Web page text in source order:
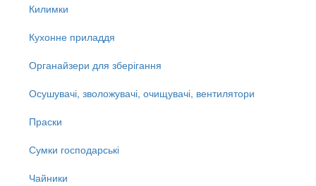
Килимки
Кухонне приладдя
Органайзери для зберігання
Осушувачі, зволожувачі, очищувачі, вентилятори
Праски
Сумки господарські
Чайники